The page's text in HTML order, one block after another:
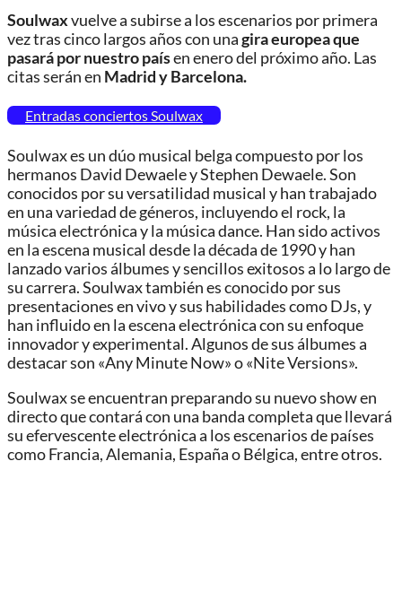
Soulwaxvuelve a subirse a los escenarios por primera
vez tras cinco largos años con unagiraeuropea que
pasará por nuestro paísen enero del próximo año. Las
citas serán en Madrid y Barcelona.
Entradas conciertos Soulwax
Soulwax es un dúo musical belga compuesto por los
hermanos David Dewaele y Stephen Dewaele. Son
conocidos por su versatilidad musical y han trabajado
en una variedad de géneros, incluyendo el rock, la
música electrónica y la música dance. Han sido activos
en la escena musical desde la década de 1990 y han
lanzado varios álbumes y sencillos exitosos a lo largo de
su carrera. Soulwax también es conocido por sus
presentaciones en vivo y sus habilidades como DJs, y
han influido en la escena electrónica con su enfoque
innovador y experimental. Algunos de sus álbumes a
destacar son «Any Minute Now» o «Nite Versions».
Soulwax se encuentran preparando su nuevo show en
directo que contará con una banda completa que llevará
su efervescente electrónica a los escenarios de países
como Francia, Alemania, España o Bélgica, entre otros.